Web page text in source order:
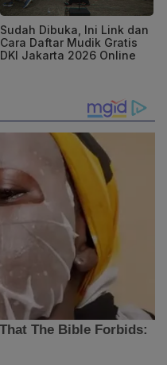
Sudah Dibuka, Ini Link dan
Cara Daftar Mudik Gratis
DKI Jakarta 2026 Online